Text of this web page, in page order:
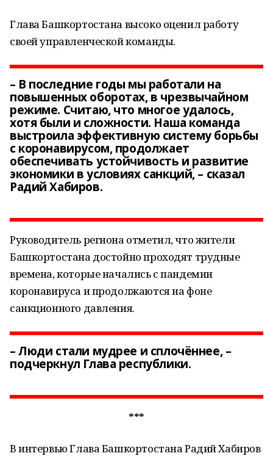
Глава Башкортостана высоко оценил работу
своей управленческой команды.
– В последние годы мы работали на
повышенных оборотах, в чрезвычайном
режиме. Считаю, что многое удалось,
хотя были и сложности. Наша команда
выстроила эффективную систему борьбы
с коронавирусом, продолжает
обеспечивать устойчивость и развитие
экономики в условиях санкций, – сказал
Радий Хабиров.
Руководитель региона отметил, что жители
Башкортостана достойно проходят трудные
времена, которые начались с пандемии
коронавируса и продолжаются на фоне
санкционного давления.
– Люди стали мудрее и сплочённее, –
подчеркнул Глава республики.
***
В интервью Глава Башкортостана Радий Хабиров